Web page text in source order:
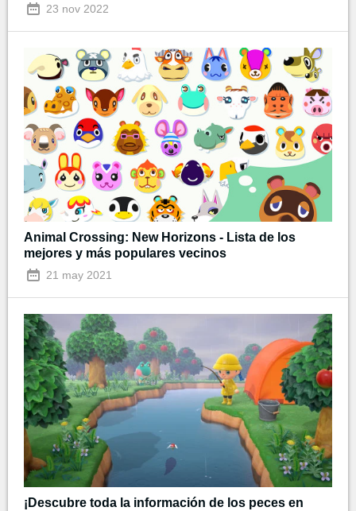
23 nov 2022
Animal Crossing: New Horizons - Lista de los
mejores y más populares vecinos
21 may 2021
¡Descubre toda la información de los peces en